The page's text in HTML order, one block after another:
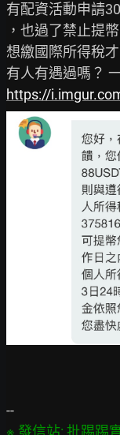
有配資活動申請
，也過了禁止提
想繳國際所得稅
https://
※ 發信站: 批踢踢